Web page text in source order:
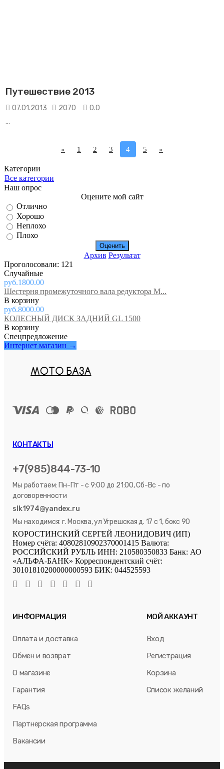
Путешествие 2013
07.01.2013 2070
0.0
...
« 1 2 3 4 5 »
Категории
Все категории
Наш опрос
Оцените мой сайт
Отлично
Хорошо
Неплохо
Плохо
Архив Результат
Проголосовали: 121
Случайные
руб.1800.00
Шестерня промежуточного вала редуктора M...
руб.8000.00
КОЛЕСНЫЙ ДИСК ЗАДНИЙ GL 1500
Спецпредложение
Интернет магазин →
КОНТАКТЫ
+7(985)844-73-10
Мы работаем: Пн-Пт - с 9:00 до 21:00, Сб-Вс - по
договоренности
slk1974@yandex.ru
Мы находимся: г. Москва, ул Угрешская д. 17 с 1, бокс 90
КОРОСТИНСКИЙ СЕРГЕЙ ЛЕОНИДОВИЧ (ИП)
Номер счёта: 40802810902370001415 Валюта:
РОССИЙСКИЙ РУБЛЬ ИНН: 210580350833 Банк: АО
«АЛЬФА-БАНК» Корреспондентский счёт:
30101810200000000593 БИК: 044525593
ИНФОРМАЦИЯ
Оплата и доставка
Обмен и возврат
О магазине
Гарантия
FAQs
Партнерская программа
Вакансии
МОЙ АККАУНТ
Вход
Регистрация
Корзина
Список желаний